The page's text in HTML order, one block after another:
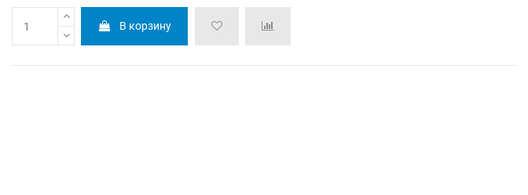
В корзину